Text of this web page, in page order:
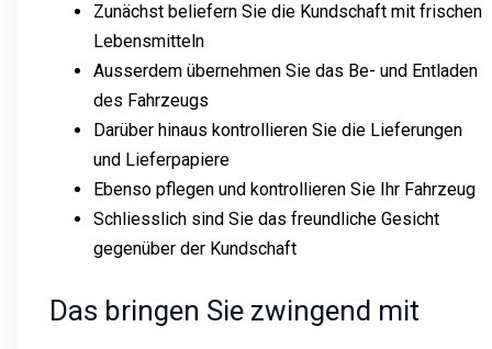
Zunächst beliefern Sie die Kundschaft mit frischen
Lebensmitteln
Ausserdem übernehmen Sie das Be- und Entladen
des Fahrzeugs
Darüber hinaus kontrollieren Sie die Lieferungen
und Lieferpapiere
Ebenso pflegen und kontrollieren Sie Ihr Fahrzeug
Schliesslich sind Sie das freundliche Gesicht
gegenüber der Kundschaft
Das bringen Sie zwingend mit